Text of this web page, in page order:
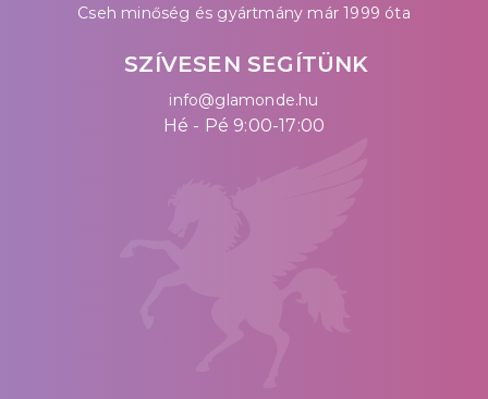
Cseh minőség és gyártmány már 1999 óta
SZÍVESEN SEGÍTÜNK
info@glamonde.hu
Hé - Pé 9:00-17:00